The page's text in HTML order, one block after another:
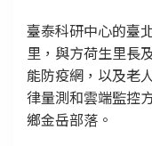
臺泰科研中心的臺
里，與方荷生里長
能防疫網，以及老
律量測和雲端監控
鄉金岳部落。